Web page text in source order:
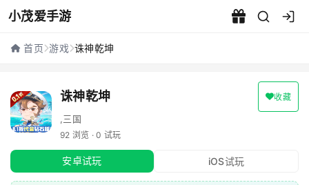
小茂爱手游
诛神乾坤 - 小茂爱手游
首页 游戏 诛神乾坤
诛神乾坤 收藏
,三国
92 浏览 · 0 试玩
安卓试玩 iOS试玩